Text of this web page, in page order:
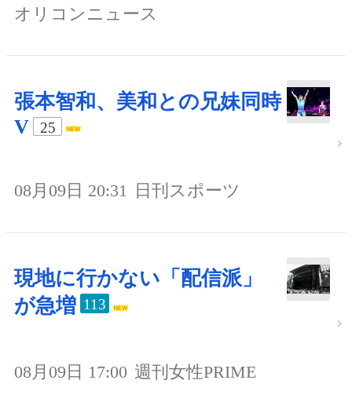
オリコンニュース
張本智和、美和との兄妹同時
V
25
08月09日 20:31 日刊スポーツ
現地に行かない「配信派」
が急増 113
08月09日 17:00 週刊女性PRIME